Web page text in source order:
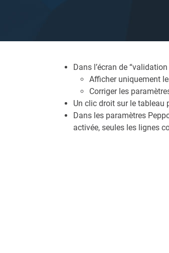
Dans l’écran de
Afficher uniquement
Corriger les
Un clic droit sur le tableau
Dans les paramètres
activée, seules les lignes